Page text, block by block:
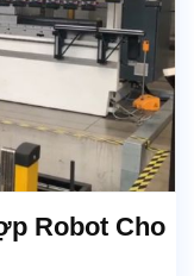
Robot Cho